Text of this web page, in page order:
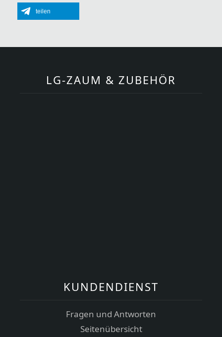
teilen
LG-ZAUM & ZUBEHÖR
KUNDENDIENST
Fragen und Antworten
Seitenübersicht